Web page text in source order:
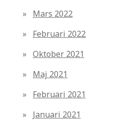
Mars 2022
Februari 2022
Oktober 2021
Maj 2021
Februari 2021
Januari 2021